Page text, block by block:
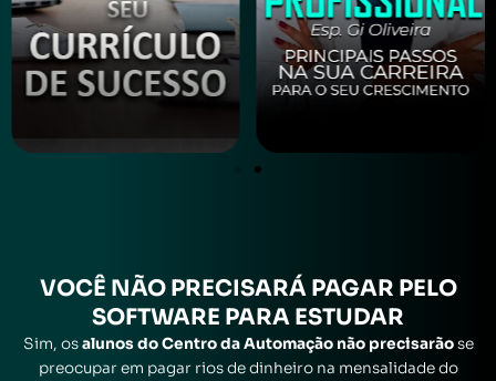
VOCÊ NÃOPRECISARÁ PAGAR PELO
SOFTWARE PARA ESTUDAR
Sim, osalunos do Centro da Automação não precisarãose
preocupar em pagar rios de dinheiro na mensalidade do